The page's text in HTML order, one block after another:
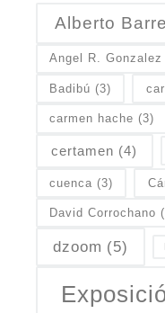
Alberto
Angel R. Gonzalez
Badibú (3)
carmen hache (3)
certamen (4)
cuenca (3)
David Corrochano
dzoom (5)